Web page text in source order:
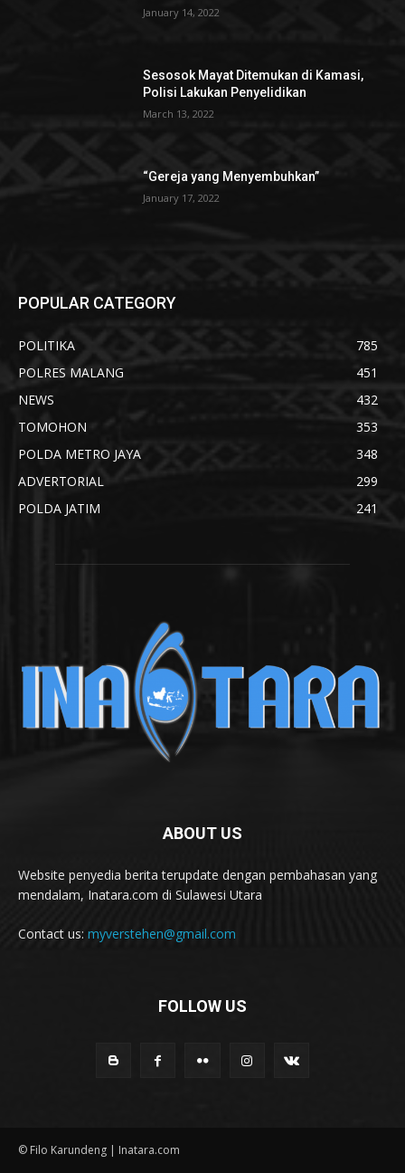
January 14, 2022
Sesosok Mayat Ditemukan di Kamasi,
Polisi Lakukan Penyelidikan
March 13, 2022
“Gereja yang Menyembuhkan”
January 17, 2022
POPULAR CATEGORY
POLITIKA
785
POLRES MALANG
451
NEWS
432
TOMOHON
353
POLDA METRO JAYA
348
ADVERTORIAL
299
POLDA JATIM
241
ABOUT US
Website penyedia berita terupdate dengan pembahasan yang
mendalam, Inatara.com di Sulawesi Utara
Contact us: myverstehen@gmail.com
FOLLOW US
© Filo Karundeng | Inatara.com